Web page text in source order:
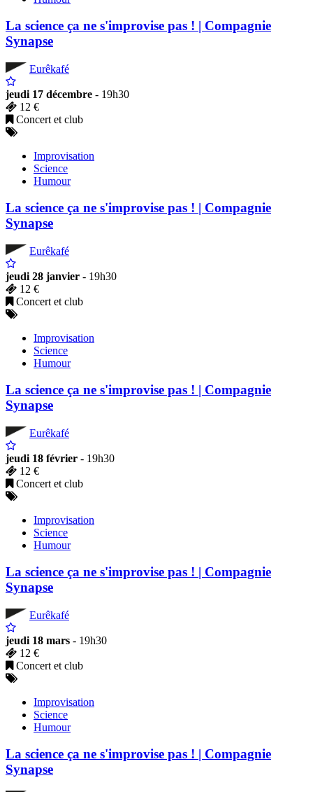
La science ça ne s'improvise pas ! | Compagnie
Synapse
Eurêkafé
jeudi 17 décembre - 19h30
12 €
Concert et club
Improvisation
Science
Humour
La science ça ne s'improvise pas ! | Compagnie
Synapse
Eurêkafé
jeudi 28 janvier - 19h30
12 €
Concert et club
Improvisation
Science
Humour
La science ça ne s'improvise pas ! | Compagnie
Synapse
Eurêkafé
jeudi 18 février - 19h30
12 €
Concert et club
Improvisation
Science
Humour
La science ça ne s'improvise pas ! | Compagnie
Synapse
Eurêkafé
jeudi 18 mars - 19h30
12 €
Concert et club
Improvisation
Science
Humour
La science ça ne s'improvise pas ! | Compagnie
Synapse